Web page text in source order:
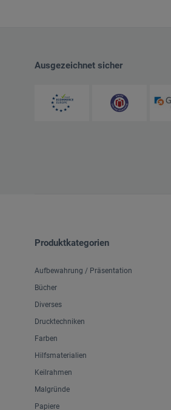
Ausgezeichnet sicher
Produktkategorien
Aufbewahrung / Präsentation
Bücher
Diverses
Drucktechniken
Farben
Hilfsmaterialien
Keilrahmen
Malgründe
Papiere